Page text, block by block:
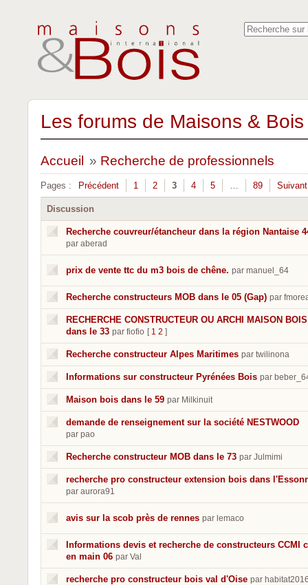
Les forums de Maisons &
Accueil » Recherche de professionnels
Pages : Précédent 1 2 3 4 5 … 89 Suivant
Discussion
Recherche couvreur/étancheur dans la région Nantaise
par aberad
prix de vente ttc du m3 bois de chêne. par manuel_64
Recherche constructeurs MOB dans le 05 (Gap) par
RECHERCHE CONSTRUCTEUR OU ARCHI MAISON BOIS
dans le 33 par fiofio [ 1 2 ]
Recherche constructeur Alpes Maritimes par twilinona
Informations sur constructeur Pyrénées Bois par
Maison bois dans le 59 par Milkinuit
demande de renseignement sur la société NESTWOOD
par pao
Recherche constructeur MOB dans le 73 par Julmimi
recherche pro constructeur extension bois dans
par aurora91
avis sur la scob près de rennes par lemaco
Informations devis et recherche de constructeurs CCMI
en main 06 par Val
recherche pro constructeur bois val d'Oise par